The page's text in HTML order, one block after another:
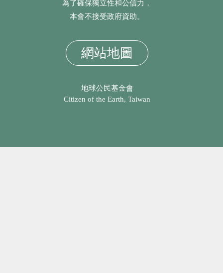
為了確保獨立性和公信力，
本會不接受政府資助。
網站地圖
地球公民基金會
Citizen of the Earth, Taiwan